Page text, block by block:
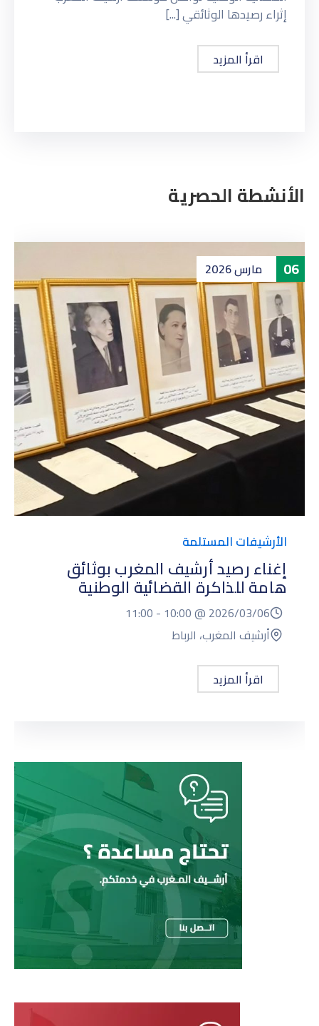
إثراء رصيدها الوثائقي [...]
اقرأ المزيد
الأنشطة الحصرية
06 مارس2026
الأرشيفات المستلمة
إغناء رصيد أرشيف المغرب بوثائق
هامة للذاكرة القضائية الوطنية
2026/03/06 @
10:00 -
11:00
أرشيف المغرب، الرباط
اقرأ المزيد